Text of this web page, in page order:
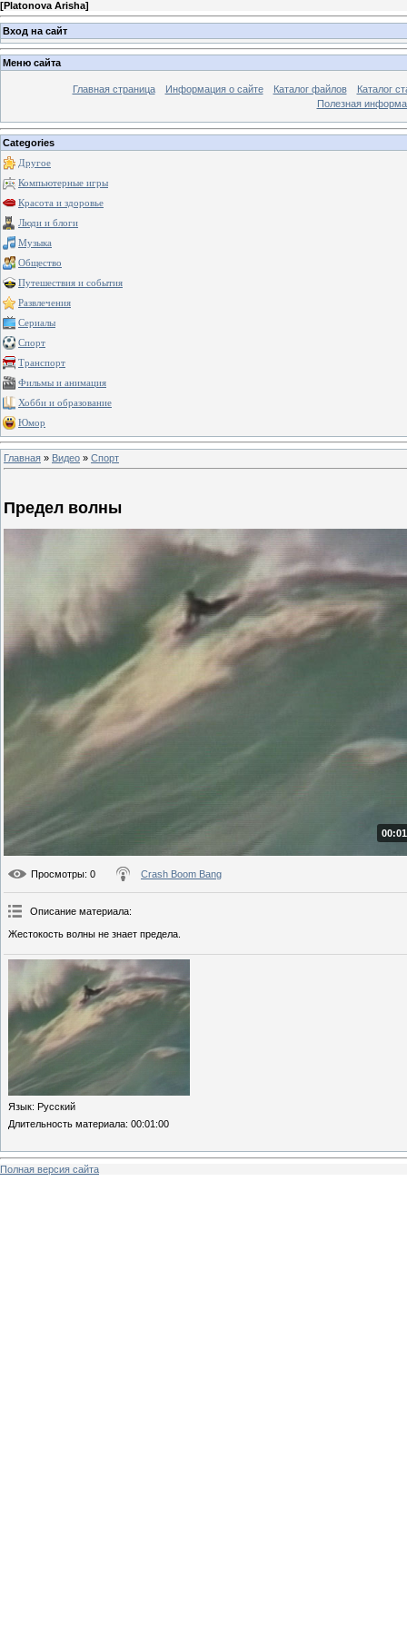
[Platonova Arisha]
Вход на сайт
Меню сайта
Главная страница Информация о сайте Каталог файлов
Каталог
Полезная
Categories
Другое
Компьютерные игры
Красота и здоровье
Люди и блоги
Музыка
Общество
Путешествия и события
Развлечения
Сериалы
Спорт
Транспорт
Фильмы и анимация
Хобби и образование
Юмор
Главная » Видео » Спорт
Предел волны
Просмотры: 0 Crash Boom Bang
Описание материала:
Жестокость волны не знает предела.
Язык: Русский
Длительность материала: 00:01:00
Полная версия сайта